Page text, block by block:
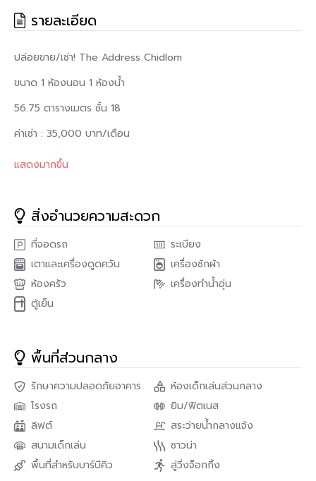
รายละเอียด
ปล่อยขาย/เช่า! The Address Chidlom
ขนาด 1 ห้องนอน 1 ห้องน้ำ
56.75 ตารางเมตร ชั้น 18
ค่าเช่า : 35,000 บาท/เดือน
( สัญญา 1 ปี มัดจำ 2 เดือน ล่วงหน้า 1 เดือน )
ค่าโอน : คนละครึ่ง
เฟอร์นิเจอร์ครบพร้อมเข้าอยู่
สนใจติดต่อ
Genie Property
โทร : 082-549-6669
E-mail : Sales@genie-property.com
แสดงมากขึ้น
สิ่งอำนวยความสะดวก
ที่จอดรถ
ระเบียง
เตาและเครื่องดูดควัน
เครื่องซักผ้า
ห้องครัว
เครื่องทำน้ำอุ่น
ตู้เย็น
พื้นที่ส่วนกลาง
รักษาความปลอดภัยอาคาร
ห้องเด็กเล่นส่วนกลาง
โรงรถ
ยิม/ฟิตเนส
ลิฟต์
สระว่ายน้ำกลางแจ้ง
สนามเด็กเล่น
ซาวน่า
พื้นที่สำหรับบาร์บีคิว
ลู่วิ่งจ็อกกิ้ง